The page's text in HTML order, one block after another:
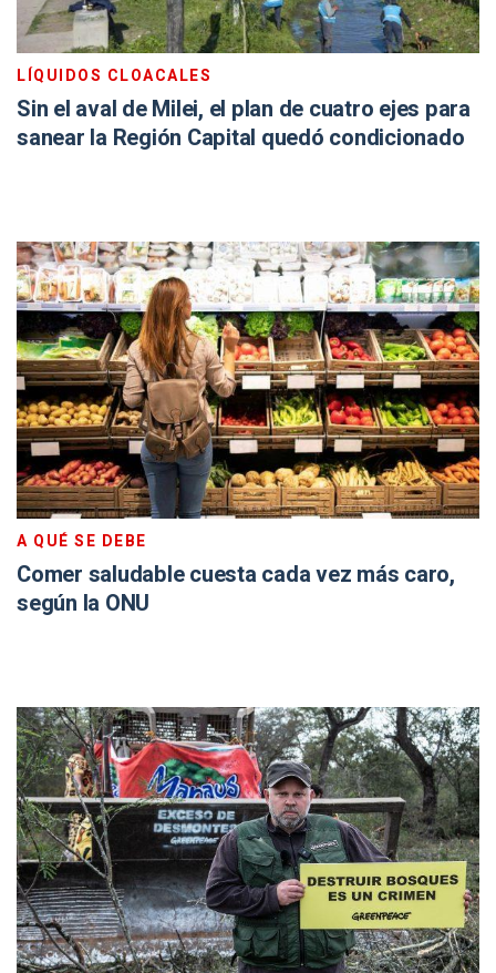
LÍQUIDOS CLOACALES
Sin el aval de Milei, el plan de cuatro ejes para
sanear la Región Capital quedó condicionado
A QUÉ SE DEBE
Comer saludable cuesta cada vez más caro,
según la ONU